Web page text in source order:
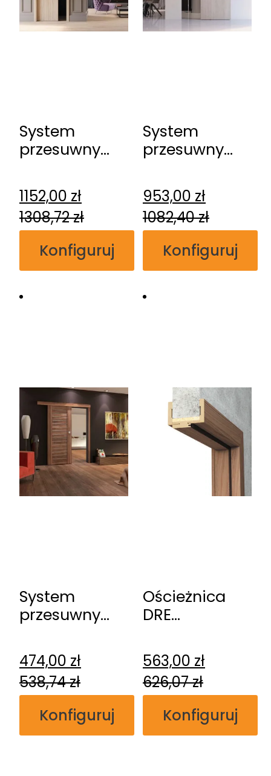
System
przesuwny
ościeżnicowy
1152,00 zł
1308,72zł
Konfiguruj
System
przesuwny
naścienny
Spazio CD
953,00 zł
1082,40zł
Konfiguruj
System
przesuwny
naścienny
474,00 zł
538,74zł
Konfiguruj
Ościeżnica
DRE
bezprzylgowa
563,00 zł
626,07zł
Konfiguruj